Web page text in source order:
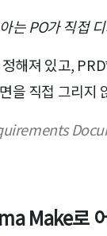
는 PO가 직접
해져 있고,
을 직접 그리지
Make로